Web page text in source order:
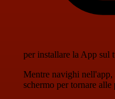
per installare la App sul
Mentre navighi nell'app,
schermo per tornare alle